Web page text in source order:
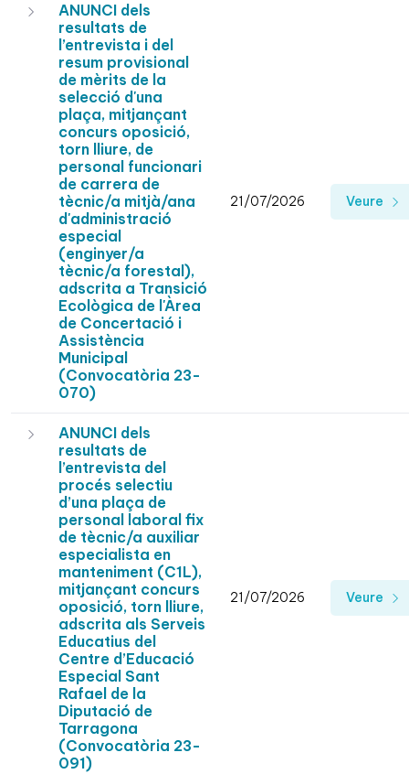
ANUNCI dels
resultats de
l’entrevista i del
resum provisional
de mèrits de la
selecció d'una
plaça, mitjançant
concurs oposició,
torn lliure, de
personal funcionari
de carrera de
tècnic/a mitjà/ana
d'administració
especial
(enginyer/a
tècnic/a forestal),
adscrita a Transició
Ecològica de l'Àrea
de Concertació i
Assistència
Municipal
(Convocatòria 23-
070)
21/07/2026 Veure
ANUNCI dels
resultats de
l’entrevista del
procés selectiu
d’una plaça de
personal laboral fix
de tècnic/a auxiliar
especialista en
manteniment (C1L),
mitjançant concurs
oposició, torn lliure,
adscrita als Serveis
Educatius del
Centre d’Educació
Especial Sant
Rafael de la
Diputació de
Tarragona
(Convocatòria 23-
091)
21/07/2026 Veure